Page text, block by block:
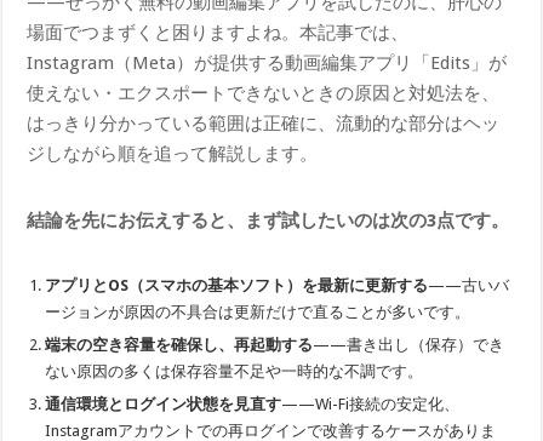
場面でつまずくと困りますよね。本記事では、
Instagram（Meta）が提供する動画編集アプリ「Edits」が
使えない・エクスポートできないときの原因と対処法を、
はっきり分かっている範囲は正確に、流動的な部分はヘッ
ジしながら順を追って解説します。
結論を先にお伝えすると、まず試したいのは次の3点です。
アプリとOS（スマホの基本ソフト）を最新に更新する——古いバ
ージョンが原因の不具合は更新だけで直ることが多いです。
端末の空き容量を確保し、再起動する——書き出し（保存）でき
ない原因の多くは保存容量不足や一時的な不調です。
通信環境とログイン状態を見直す——Wi-Fi接続の安定化、
Instagramアカウントでの再ログインで改善するケースがありま